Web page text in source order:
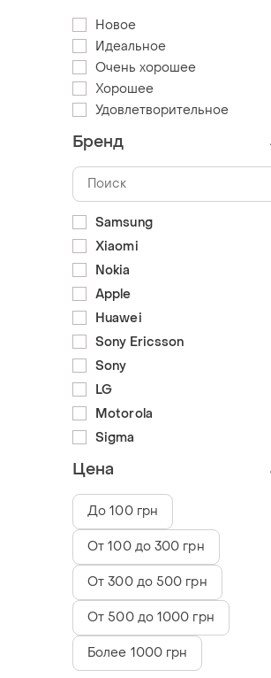
Новое
Идеальное
Очень хорошее
Хорошее
Удовлетворительное
Бренд
Samsung
Xiaomi
Nokia
Apple
Huawei
Sony Ericsson
Sony
LG
Motorola
Sigma
Цена
До 100 грн
От 100 до 300 грн
От 300 до 500 грн
От 500 до 1000 грн
Более 1000 грн